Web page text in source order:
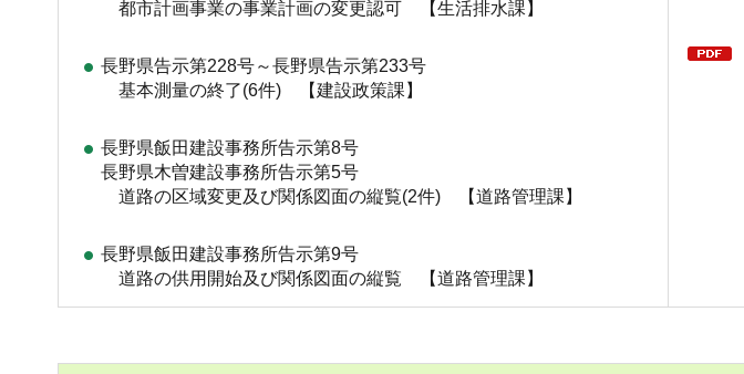
都市計画事業の事業計画の変更認可 【生活排水課】
長野県告示第228号～長野県告示第233号
基本測量の終了(6件) 【建設政策課】
長野県飯田建設事務所告示第8号
長野県木曽建設事務所告示第5号
道路の区域変更及び関係図面の縦覧(2件) 【道路管理課】
長野県飯田建設事務所告示第9号
道路の供用開始及び関係図面の縦覧 【道路管理課】